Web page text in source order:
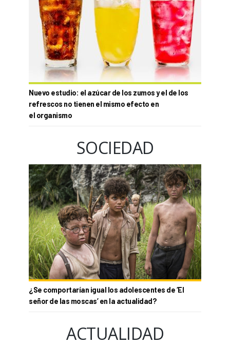
Nuevo estudio: el azúcar de los zumos y el de los
refrescos no tienen el mismo efecto en
el organismo
SOCIEDAD
¿Se comportarían igual los adolescentes de ‘El
señor de las moscas’ en la actualidad?
ACTUALIDAD